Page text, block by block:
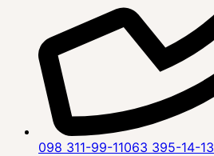
098 311-99-11063 395-14-13